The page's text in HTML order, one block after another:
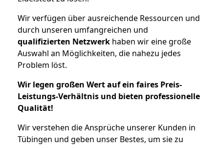
Wir verfügen über ausreichende Ressourcen und
durch unseren umfangreichen und
qualifizierten Netzwerk haben wir eine große
Auswahl an Möglichkeiten, die nahezu jedes
Problem löst.
Wir legen großen Wert auf ein faires Preis-
Leistungs-Verhältnis und bieten professionelle
Qualität!
Wir verstehen die Ansprüche unserer Kunden in
Tübingen und geben unser Bestes, um sie zu